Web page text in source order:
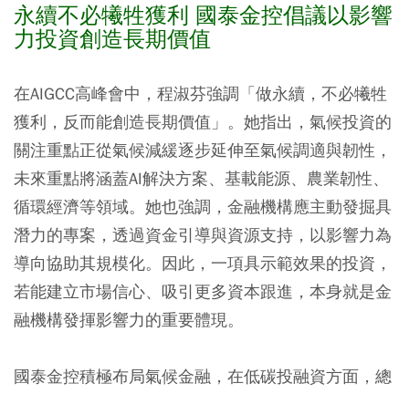
永續不必犧牲獲利 國泰金控倡議以影響
力投資創造長期價值
在AIGCC高峰會中，程淑芬強調「做永續，不必犧牲
獲利，反而能創造長期價值」。她指出，氣候投資的
關注重點正從氣候減緩逐步延伸至氣候調適與韌性，
未來重點將涵蓋AI解決方案、基載能源、農業韌性、
循環經濟等領域。她也強調，金融機構應主動發掘具
潛力的專案，透過資金引導與資源支持，以影響力為
導向協助其規模化。因此，一項具示範效果的投資，
若能建立市場信心、吸引更多資本跟進，本身就是金
融機構發揮影響力的重要體現。
國泰金控積極布局氣候金融，在低碳投融資方面，總